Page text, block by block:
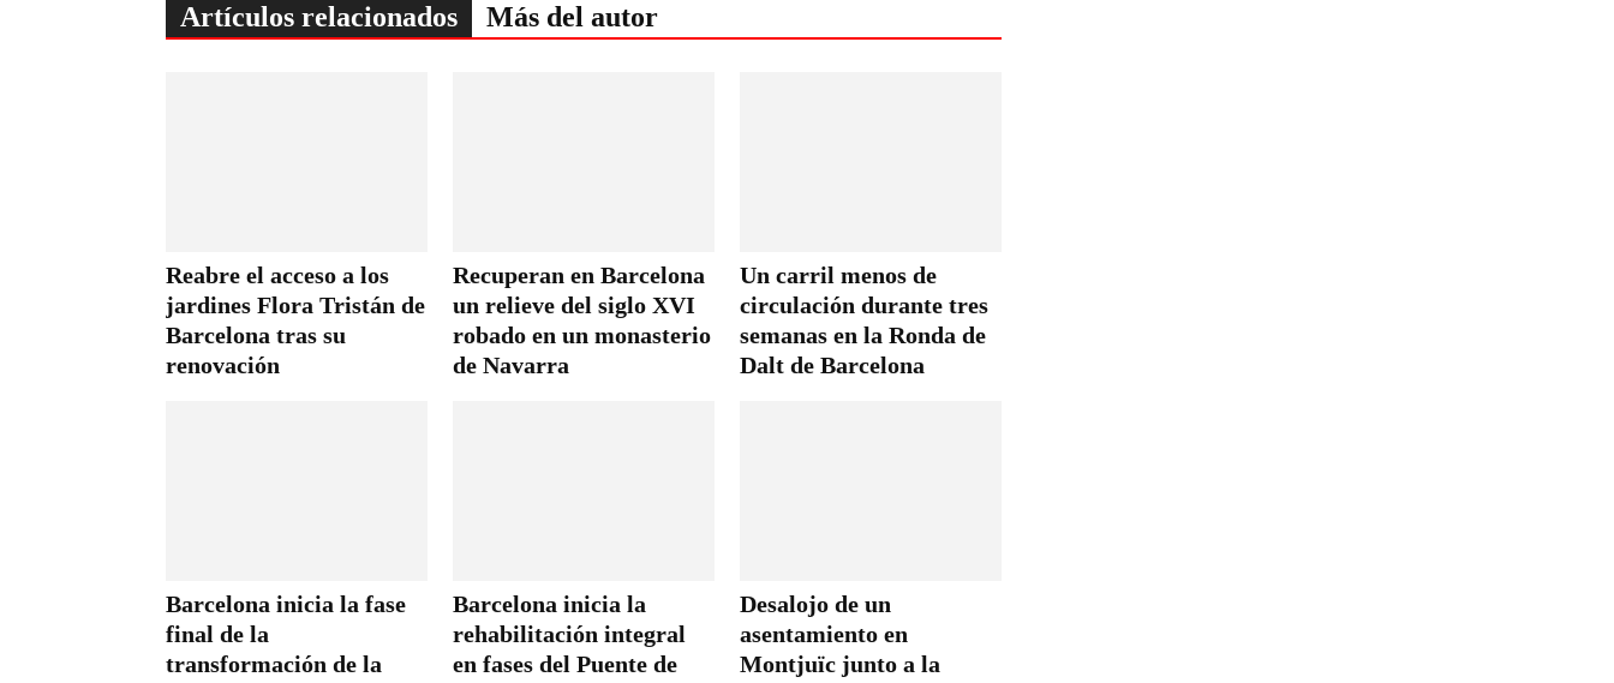
Artículos relacionados Más del autor
Reabre el acceso a los
jardines Flora Tristán de
Barcelona tras su
renovación
Recuperan en Barcelona
un relieve del siglo XVI
robado en un monasterio
de Navarra
Un carril menos de
circulación durante tres
semanas en la Ronda de
Dalt de Barcelona
Barcelona inicia la fase
final de la
transformación de la
Barcelona inicia la
rehabilitación integral
en fases del Puente de
Desalojo de un
asentamiento en
Montjuïc junto a la